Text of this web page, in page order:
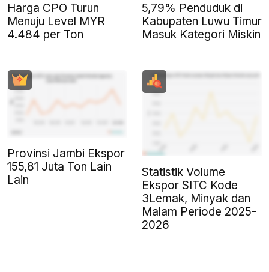
Harga CPO Turun
Menuju Level MYR
4.484 per Ton
5,79% Penduduk di
Kabupaten Luwu Timur
Masuk Kategori Miskin
Provinsi Jambi Ekspor
155,81 Juta Ton Lain
Lain
Statistik Volume
Ekspor SITC Kode
3Lemak, Minyak dan
Malam Periode 2025-
2026